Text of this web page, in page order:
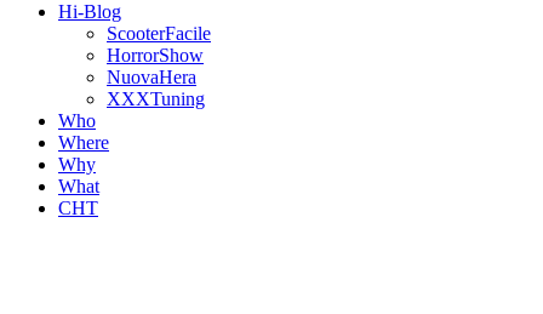
Hi-Blog
ScooterFacile
HorrorShow
NuovaHera
XXXTuning
Who
Where
Why
What
CHT